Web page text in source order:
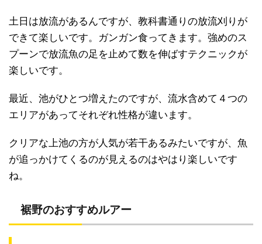
土日は放流があるんですが、教科書通りの放流刈りが
できて楽しいです。ガンガン食ってきます。強めのス
プーンで放流魚の足を止めて数を伸ばすテクニックが
楽しいです。
最近、池がひとつ増えたのですが、流水含めて４つの
エリアがあってそれぞれ性格が違います。
クリアな上池の方が人気が若干あるみたいですが、魚
が追っかけてくるのが見えるのはやはり楽しいです
ね。
裾野のおすすめルアー